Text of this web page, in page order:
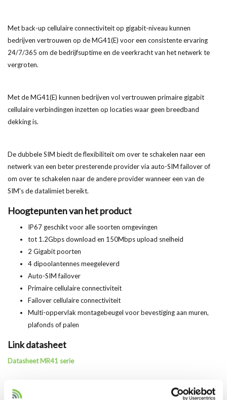
Met back-up cellulaire connectiviteit op gigabit-niveau kunnen
bedrijven vertrouwen op de MG41(E) voor een consistente ervaring
24/7/365 om de bedrijfsuptime en de veerkracht van het netwerk te
vergroten.
Met de MG41(E) kunnen bedrijven vol vertrouwen primaire gigabit
cellulaire verbindingen inzetten op locaties waar geen breedband
dekking is.
De dubbele SIM biedt de flexibiliteit om over te schakelen naar een
netwerk van een beter presterende provider via auto-SIM failover of
om over te schakelen naar de andere provider wanneer een van de
SIM's de datalimiet bereikt.
Hoogtepunten van het product
IP67 geschikt voor alle soorten omgevingen
tot 1.2Gbps download en 150Mbps upload snelheid
2 Gigabit poorten
4 dipoolantennes meegeleverd
Auto-SIM failover
Primaire cellulaire connectiviteit
Failover cellulaire connectiviteit
Multi-oppervlak montagebeugel voor bevestiging aan muren,
plafonds of palen
Link datasheet
Datasheet MR41 serie